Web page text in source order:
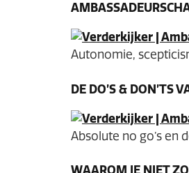
Autonomie,
DE DO’S & DON’TS
Absolute no go’s en